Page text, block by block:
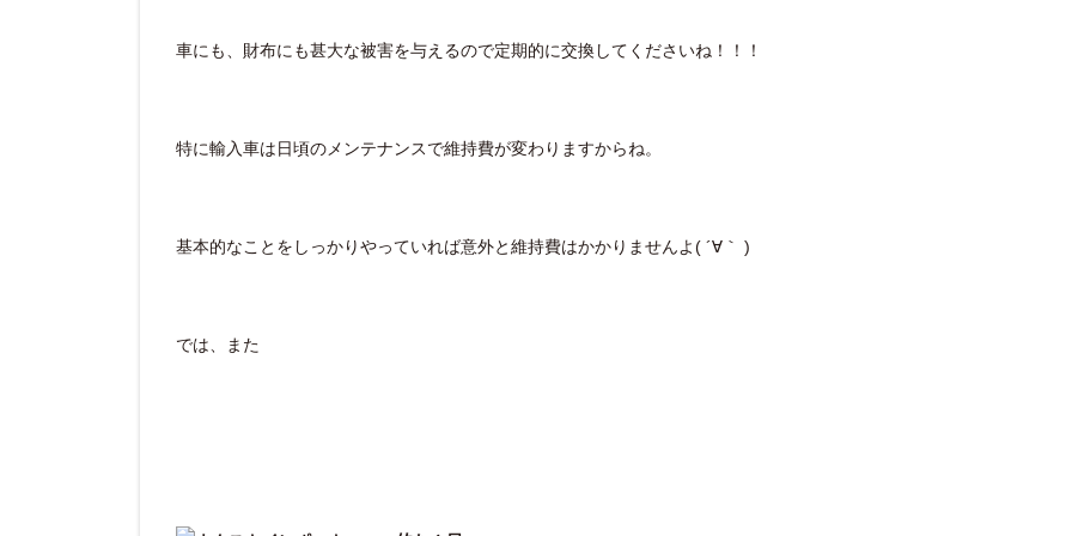
車にも、財布にも甚大な被害を与えるので定期的に交換してくださいね！！！
特に輸入車は日頃のメンテナンスで維持費が変わりますからね。
基本的なことをしっかりやっていれば意外と維持費はかかりませんよ( ´∀｀ )
では、また